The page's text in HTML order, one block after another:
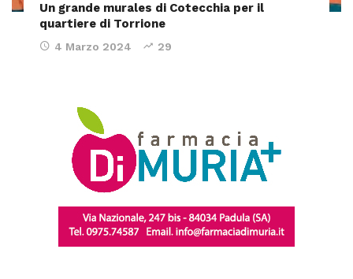
Un grande murales di Cotecchia per il
quartiere di Torrione
4 Marzo 2024 29